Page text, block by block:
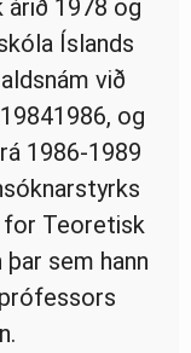
árið 1978 og
Íslands
við
og
1986-1989
Teoretisk
sem hann